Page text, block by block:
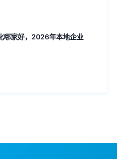
哪家好，2026年本地企业